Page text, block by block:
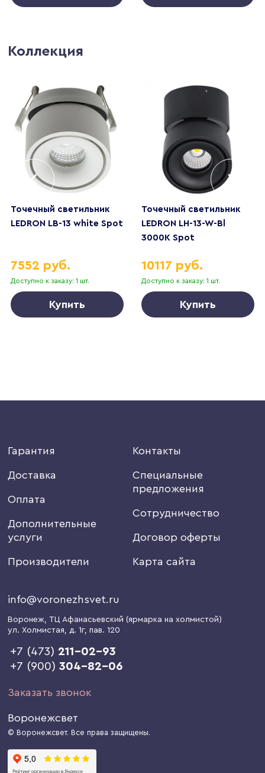
Коллекция
Точечный светильник
LEDRON LB-13 white Spot
Доступно к заказу: 1 шт.
7552 руб.
Купить
Точечный светильник
LEDRON LH-13-W-Bl
3000K Spot
Доступно к заказу: 1 шт.
10117 руб.
Купить
Гарантия
Доставка
Оплата
Дополнительные
услуги
Производители
Контакты
Специальные
предложения
Сотрудничество
Договор оферты
Карта сайта
info@voronezhsvet.ru
Воронеж, ТЦ Афанасьевский (ярмарка на холмистой)
ул. Холмистая, д. 1г, пав. 120
+7 (473) 211-02-93
+7 (900)304-82-06
Заказать звонок
Воронежсвет
© Воронежсвет. Все права защищены.